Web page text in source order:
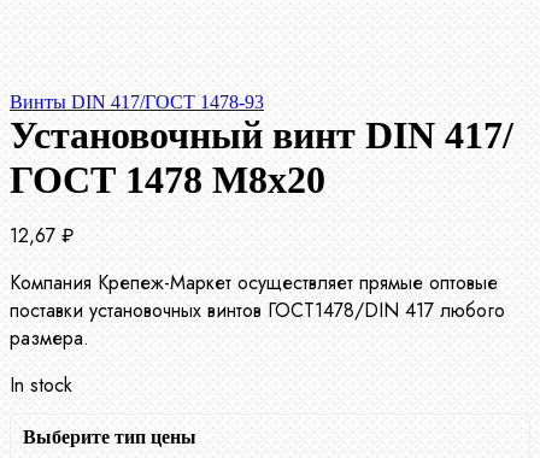
Винты DIN 417/ГОСТ 1478-93
Установочный винт DIN 417/
ГОСТ 1478 М8х20
12,67 ₽
Компания Крепеж-Маркет осуществляет прямые оптовые
поставки установочных винтов ГОСТ1478/DIN 417 любого
размера.
In stock
Выберите тип цены